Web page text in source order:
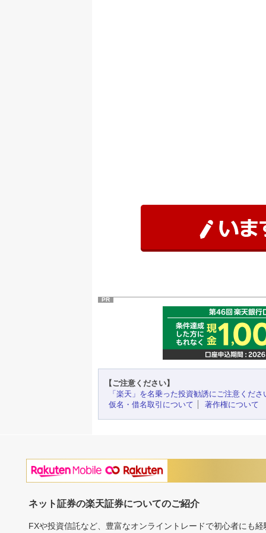
PR
【ご注意ください】
「楽天」を名乗った投資勧誘にご注意くださ
仮名・借名取引について
著作権について
ネット証券の楽天証券についてのご紹介
FXや投資信託など、豊富なオンライントレードで初心者にも